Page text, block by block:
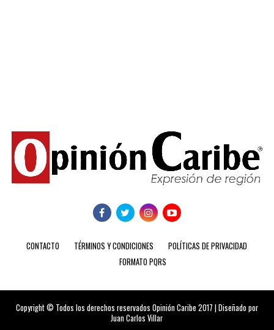
CONTACTO TÉRMINOS Y CONDICIONES
POLÍTICAS DE PRIVACIDAD
FORMATO PQRS
Copyright © Todos los derechos reservados Opinión Caribe 2017 | Diseñado por
Juan Carlos Villar